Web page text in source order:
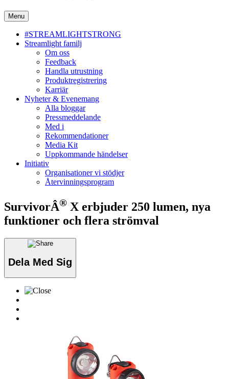
Menu
#STREAMLIGHTSTRONG
Streamlight familj
Om oss
Feedback
Handla utrustning
Produktregistrering
Karriär
Nyheter & Evenemang
Alla bloggar
Pressmeddelande
Med i
Rekommendationer
Media Kit
Uppkommande händelser
Initiativ
Organisationer vi stödjer
Återvinningsprogram
SurvivorÂ® X erbjuder 250 lumen, nya
funktioner och flera strömval
Dela Med Sig